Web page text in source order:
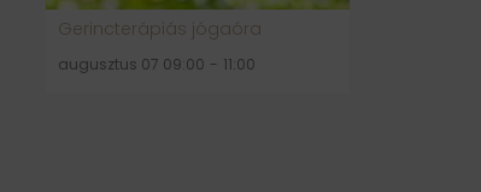
Gerincterápiás jógaóra
augusztus 07 09:00 - 11:00